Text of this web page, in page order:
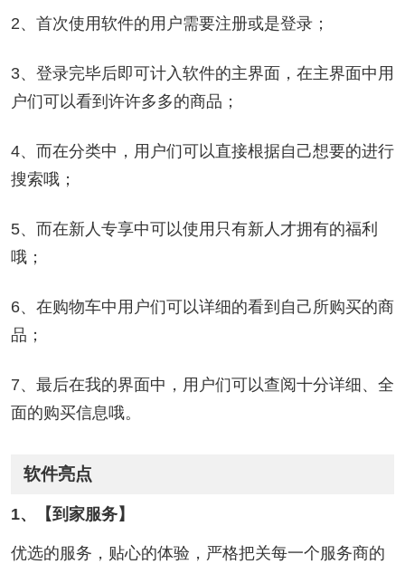
2、首次使用软件的用户需要注册或是登录；
3、登录完毕后即可计入软件的主界面，在主界面中用
户们可以看到许许多多的商品；
4、而在分类中，用户们可以直接根据自己想要的进行
搜索哦；
5、而在新人专享中可以使用只有新人才拥有的福利
哦；
6、在购物车中用户们可以详细的看到自己所购买的商
品；
7、最后在我的界面中，用户们可以查阅十分详细、全
面的购买信息哦。
软件亮点
1、【到家服务】
优选的服务，贴心的体验，严格把关每一个服务商的